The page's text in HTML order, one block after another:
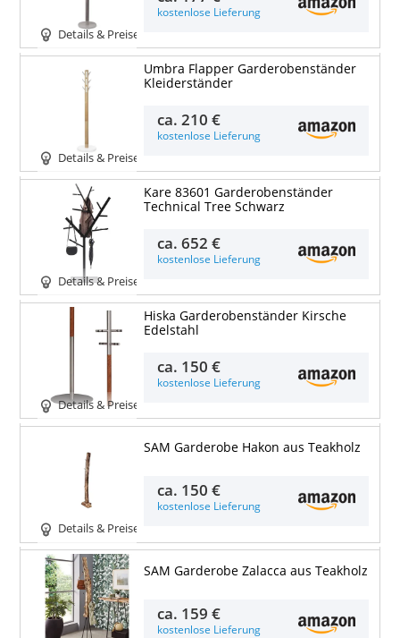
Details & Preise
kostenlose Lieferung
Details & Preise
Umbra Flapper Garderobenständer
Kleiderständer
ca.210 €
kostenlose Lieferung
Details & Preise
Kare 83601 Garderobenständer
Technical Tree Schwarz
ca.652 €
kostenlose Lieferung
Details & Preise
Hiska Garderobenständer Kirsche
Edelstahl
ca. 150 €
kostenlose Lieferung
Details & Preise
SAM Garderobe Hakon aus Teakholz
ca. 150 €
kostenlose Lieferung
SAM Garderobe Zalacca aus Teakholz
ca. 159 €
kostenlose Lieferung